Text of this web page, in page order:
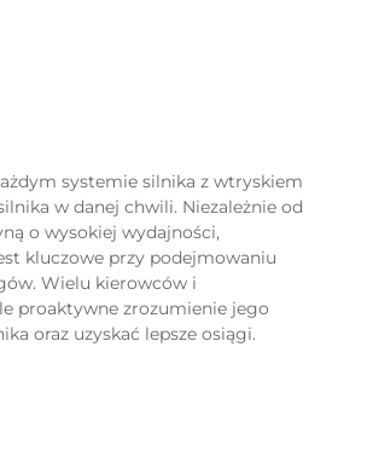
systemie silnika z wtryskiem
w danej chwili. Niezależnie od
o wysokiej wydajności,
kluczowe przy podejmowaniu
Wielu kierowców i
proaktywne zrozumienie jego
oraz uzyskać lepsze osiągi.